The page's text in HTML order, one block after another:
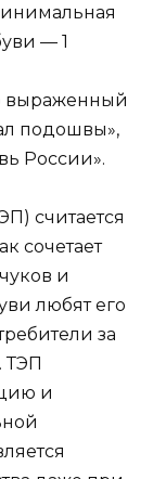
— 1
выраженный
подошвы»,
России».
считается
сочетает
и
любят его
за
ТЭП
и